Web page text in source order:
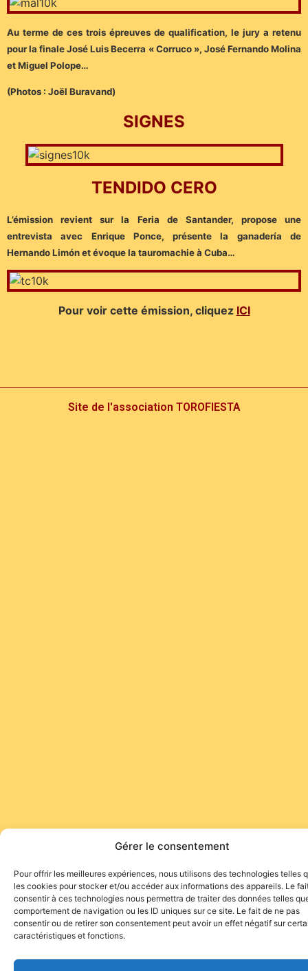
Gérer le consentement
Pour offrir les meilleures expériences, nous utilisons des technologies telles
les cookies pour stocker et/ou accéder aux informations des appareils. Le
consentir à ces technologies nous permettra de traiter des données telles
comportement de navigation ou les ID uniques sur ce site. Le fait de ne pas
consentir ou de retirer son consentement peut avoir un effet négatif sur
caractéristiques et fonctions.
Au terme de ces trois épreuves de qualification, le jury a retenu
pour la finale José Luis Becerra « Corruco », José Fernando Molina
et Miguel Polope…
(Photos : Joël Buravand)
SIGNES
TENDIDO CERO
L’émission revient sur la Feria de Santander, propose une
entrevista avec Enrique Ponce, présente la ganadería de
Hernando Limón et évoque la tauromachie à Cuba…
Pour voir cette émission, cliquez ICI
Site de l'association TOROFIESTA